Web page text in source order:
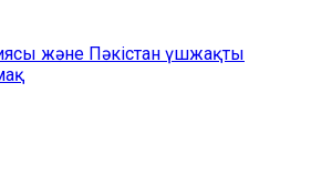
және Пәкістан үшжақты